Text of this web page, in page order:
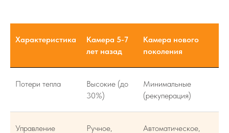
Характеристика
Камера 5-7
лет назад
Камера нового
поколения
Потери тепла
Высокие (до
30%)
Минимальные
(рекуперация)
Управление
Ручное,
Автоматическое,